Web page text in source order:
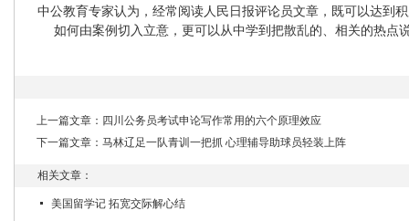
中公教育专家认为，经常阅读人民日报评论员文章，既可以达到
如何由案例切入立意，更可以从中学到把散乱的、相关的热点
上一篇文章： 四川公务员考试申论写作常用的六个原理效应
下一篇文章： 马林辽足一队青训一把抓 心理辅导助球员轻装上阵
相关文章：
美国留学记 拓宽交际解心结